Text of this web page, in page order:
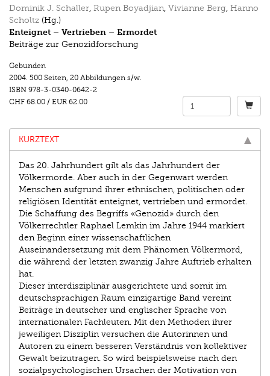
Dominik J. Schaller, Rupen Boyadjian, Vivianne Berg, Hanno
Scholtz (Hg.)
Enteignet – Vertrieben – Ermordet
Beiträge zur Genozidforschung
Gebunden
2004. 500 Seiten, 20 Abbildungen s/w.
ISBN 978-3-0340-0642-2
CHF 68.00 / EUR 62.00
KURZTEXT
Das 20. Jahrhundert gilt als das Jahrhundert der
Völkermorde. Aber auch in der Gegenwart werden
Menschen aufgrund ihrer ethnischen, politischen oder
religiösen Identität enteignet, vertrieben und ermordet.
Die Schaffung des Begriffs «Genozid» durch den
Völkerrechtler Raphael Lemkin im Jahre 1944 markiert
den Beginn einer wissenschaftlichen
Auseinandersetzung mit dem Phänomen Völkermord,
die während der letzten zwanzig Jahre Auftrieb erhalten
hat.
Dieser interdisziplinär ausgerichtete und somit im
deutschsprachigen Raum einzigartige Band vereint
Beiträge in deutscher und englischer Sprache von
internationalen Fachleuten. Mit den Methoden ihrer
jeweiligen Disziplin versuchen die Autorinnen und
Autoren zu einem besseren Verständnis von kollektiver
Gewalt beizutragen. So wird beispielsweise nach den
sozialpsychologischen Ursachen der Motivation von